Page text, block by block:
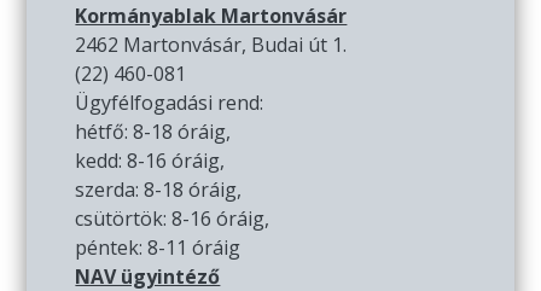
Kormányablak Martonvásár
2462 Martonvásár, Budai út 1.
(22) 460-081
Ügyfélfogadási rend:
hétfő: 8-18 óráig,
kedd: 8-16 óráig,
szerda: 8-18 óráig,
csütörtök: 8-16 óráig,
péntek: 8-11 óráig
NAV ügyintéző